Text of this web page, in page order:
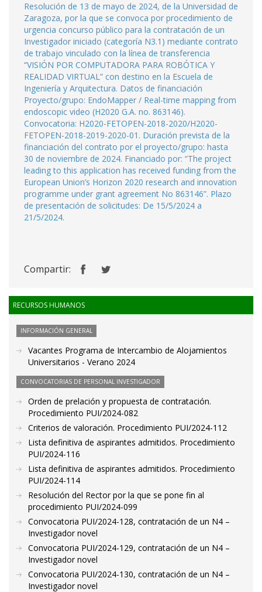
Resolución de 13 de mayo de 2024, de la Universidad de
Zaragoza, por la que se convoca por procedimiento de
urgencia concurso público para la contratación de un
Investigador iniciado (categoría N3.1) mediante contrato
de trabajo vinculado con la línea de transferencia
“VISIÓN POR COMPUTADORA PARA ROBÓTICA Y
REALIDAD VIRTUAL” con destino en la Escuela de
Ingeniería y Arquitectura. Datos de financiación
Proyecto/grupo: EndoMapper / Real-time mapping from
endoscopic video (H2020 G.A. no. 863146).
Convocatoria: H2020-FETOPEN-2018-2020/H2020-
FETOPEN-2018-2019-2020-01. Duración prevista de la
financiación del contrato por el proyecto/grupo: hasta
30 de noviembre de 2024. Financiado por: “The project
leading to this application has received funding from the
European Union’s Horizon 2020 research and innovation
programme under grant agreement No 863146”. Plazo
de presentación de solicitudes: De 15/5/2024 a
21/5/2024.
Compartir:
RECURSOS HUMANOS
INFORMACIÓN GENERAL
Vacantes Programa de Intercambio de Alojamientos
Universitarios - Verano 2024
CONVOCATORIAS DE PERSONAL INVESTIGADOR
Orden de prelación y propuesta de contratación.
Procedimiento PUI/2024-082
Criterios de valoración. Procedimiento PUI/2024-112
Lista definitiva de aspirantes admitidos. Procedimiento
PUI/2024-116
Lista definitiva de aspirantes admitidos. Procedimiento
PUI/2024-114
Resolución del Rector por la que se pone fin al
procedimiento PUI/2024-099
Convocatoria PUI/2024-128, contratación de un N4 –
Investigador novel
Convocatoria PUI/2024-129, contratación de un N4 –
Investigador novel
Convocatoria PUI/2024-130, contratación de un N4 –
Investigador novel